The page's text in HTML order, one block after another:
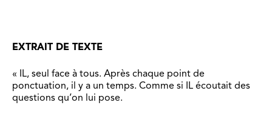
EXTRAIT DE TEXTE
« IL, seul face à tous. Après chaque point de
ponctuation, il y a un temps. Comme si IL écoutait des
questions qu’on lui pose.